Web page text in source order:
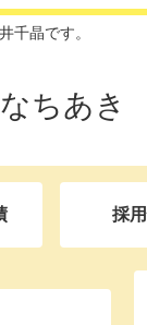
千晶です。
ちあき
採